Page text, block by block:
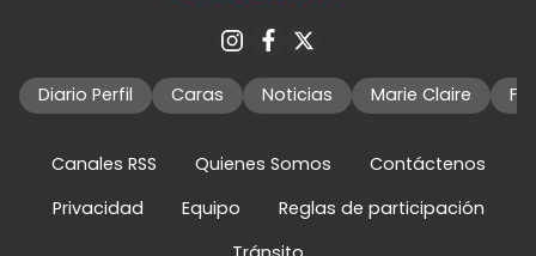
Diario Perfil Caras Noticias Marie Claire
Canales RSS Quienes Somos
Contáctenos
Privacidad
Equipo
Reglas de participación